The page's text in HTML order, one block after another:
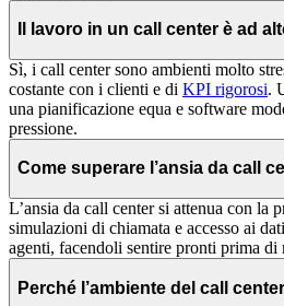
Il lavoro in un call center è ad
Sì, i call center sono ambienti molto
costante con i clienti e di KPI rigorosi.
una pianificazione equa e software
pressione.
Come superare l’ansia da call
L’ansia da call center si attenua con la
simulazioni di chiamata e accesso ai
agenti, facendoli sentire pronti prima di
Perché l’ambiente del call